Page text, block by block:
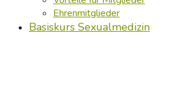
Ehrenmitglieder
Basiskurs Sexualmedizin